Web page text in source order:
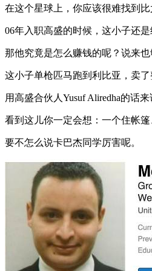
在这个星球上，你应该很难找到比
06年入职高盛的时候，这小子还
那他究竟是怎么赚钱的呢？说来也
这小子单枪匹马跑到利比亚，卖
用高盛合伙人Yusuf Aliredha的话
看到这儿你一定会想：一个住帐
要不怎么说卡巴杰同学厉害呢。